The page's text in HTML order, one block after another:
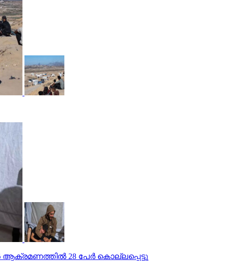
28 പേര്‍ കൊല്ലപ്പെട്ടു